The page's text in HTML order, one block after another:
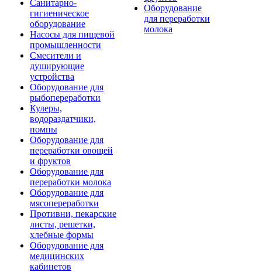
Санитарно-
гигиеническое
оборудование
Насосы для пищевой
промышленности
Смесители и
душирующие
устройства
Оборудование для
рыбопереработки
Кулеры,
водораздатчики,
помпы
Оборудование для
переработки овощей
и фруктов
Оборудование для
переработки молока
Оборудование для
мясопереработки
Противни, пекарские
листы, решетки,
хлебные формы
Оборудование для
медицинских
кабинетов
Оборудование
для переработки
молока